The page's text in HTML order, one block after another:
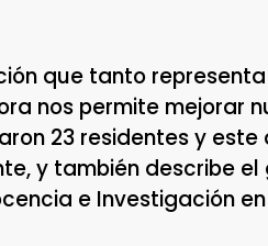
que tanto
nos permite mejorar
23 residentes y este
y también describe
e Investigación